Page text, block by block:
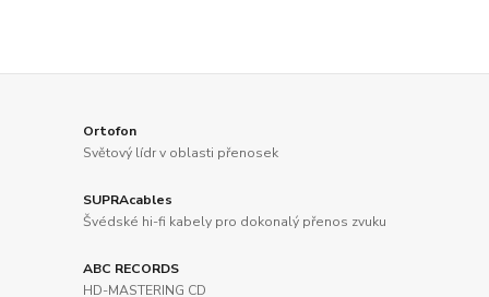
Ortofon
Světový lídr v oblasti přenosek
SUPRAcables
Švédské hi-fi kabely pro dokonalý přenos zvuku
ABC RECORDS
HD-MASTERING CD